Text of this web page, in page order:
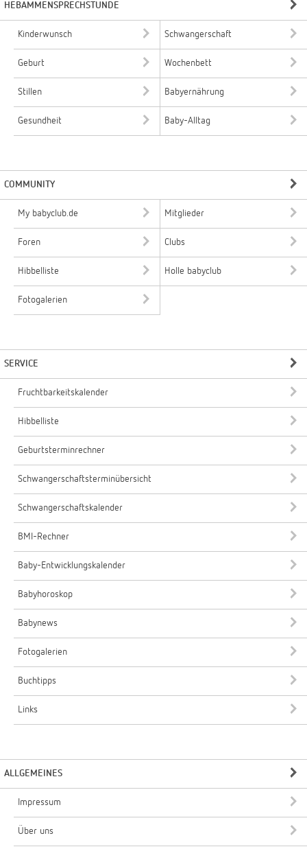
HEBAMMENSPRECHSTUNDE
Kinderwunsch Schwangerschaft
Geburt Wochenbett
Stillen Babyernährung
Gesundheit Baby-Alltag
COMMUNITY
My babyclub.de Mitglieder
Foren Clubs
Hibbelliste Holle babyclub
Fotogalerien
SERVICE
Fruchtbarkeitskalender
Hibbelliste
Geburtsterminrechner
Schwangerschaftsterminübersicht
Schwangerschaftskalender
BMI-Rechner
Baby-Entwicklungskalender
Babyhoroskop
Babynews
Fotogalerien
Buchtipps
Links
ALLGEMEINES
Impressum
Über uns